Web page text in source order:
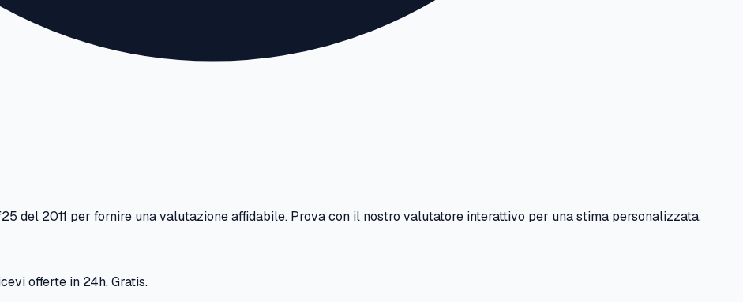
del 2011 per fornire una valutazione affidabile. Prova con il nostro valutatore interattivo per una stima personalizzata.
offerte in 24h. Gratis.